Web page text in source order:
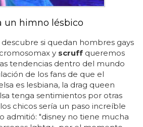
un himno lésbico
descubre si quedan hombres gays
y scruff queremos
tendencias dentro del mundo
de los fans de que el
es lesbiana, la drag queen
tenga sentimientos por otras
chicos sería un paso increíble
admitió: "disney no tiene mucha